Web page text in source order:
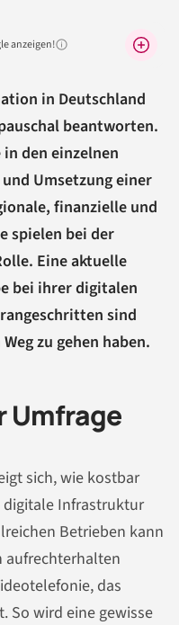
anzeigen!Warum lohnt sich das?
in Deutschland
beantworten.
den einzelnen
Umsetzung einer
finanzielle und
spielen bei der
Eine aktuelle
bei ihrer digitalen
sind
zu gehen haben.
Umfrage
sich, wie kostbar
digitale Infrastruktur
Betrieben kann
aufrechterhalten
das
So wird eine gewisse